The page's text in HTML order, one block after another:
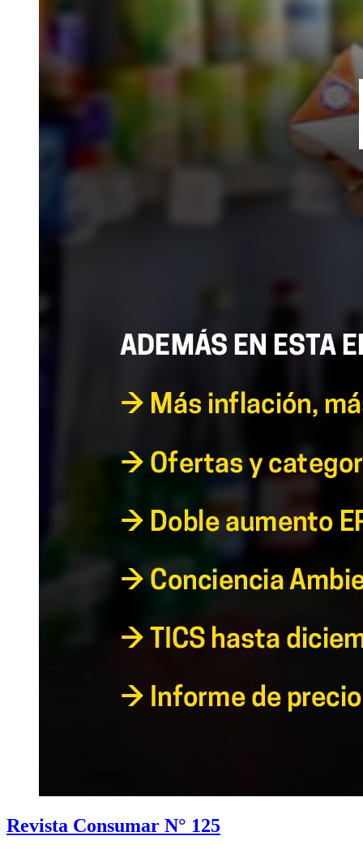
Revista Consumar N° 125